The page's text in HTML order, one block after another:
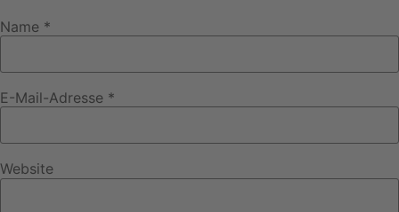
Name *
E-Mail-Adresse *
Website